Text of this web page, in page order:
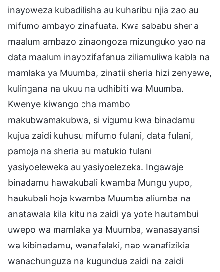
inayoweza kubadilisha au kuharibu njia zao au
mifumo ambayo zinafuata. Kwa sababu sheria
maalum ambazo zinaongoza mizunguko yao na
data maalum inayozifafanua ziliamuliwa kabla na
mamlaka ya Muumba, zinatii sheria hizi zenyewe,
kulingana na ukuu na udhibiti wa Muumba.
Kwenye kiwango cha mambo
makubwamakubwa, si vigumu kwa binadamu
kujua zaidi kuhusu mifumo fulani, data fulani,
pamoja na sheria au matukio fulani
yasiyoeleweka au yasiyoelezeka. Ingawaje
binadamu hawakubali kwamba Mungu yupo,
haukubali hoja kwamba Muumba aliumba na
anatawala kila kitu na zaidi ya yote hautambui
uwepo wa mamlaka ya Muumba, wanasayansi
wa kibinadamu, wanafalaki, nao wanafizikia
wanachunguza na kugundua zaidi na zaidi